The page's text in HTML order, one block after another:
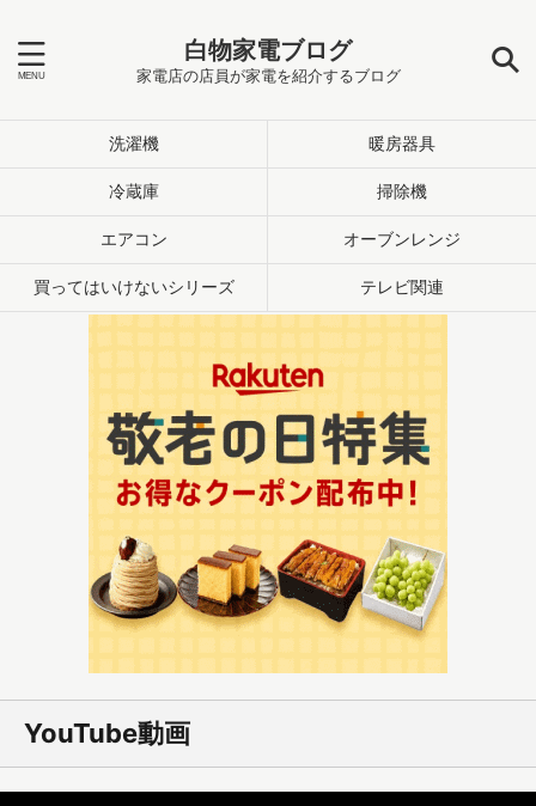
白物家電ブログ
家電店の店員が家電を紹介するブログ
洗濯機 暖房器具
冷蔵庫 掃除機
エアコン オーブンレンジ
買ってはいけないシリーズ テレビ関連
YouTube動画